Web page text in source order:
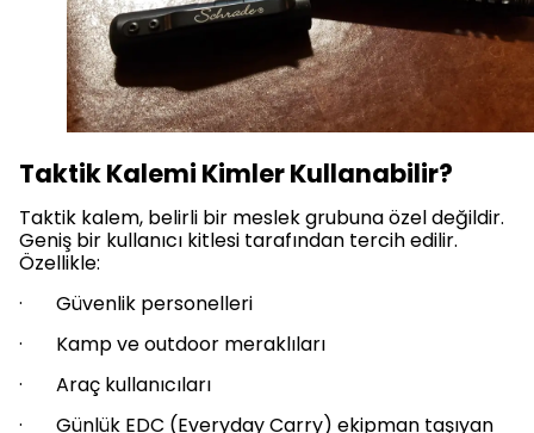
Taktik Kalemi Kimler Kullanabilir?
Taktik kalem, belirli bir meslek grubuna özel değildir.
Geniş bir kullanıcı kitlesi tarafından tercih edilir.
Özellikle:
· Güvenlik personelleri
· Kamp ve outdoor meraklıları
· Araç kullanıcıları
· Günlük EDC (Everyday Carry) ekipman taşıyan